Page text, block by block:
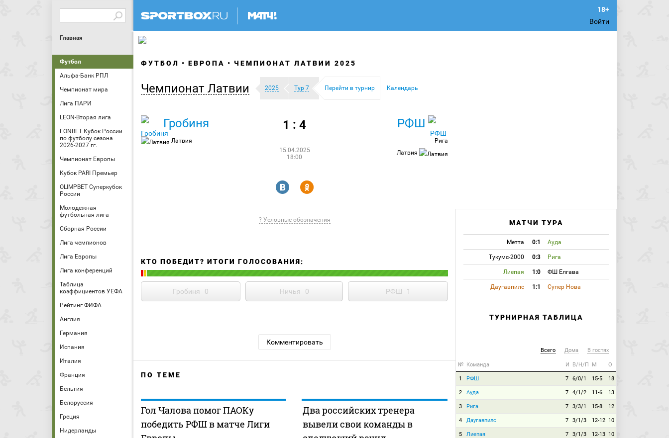
Войти
Главная
Футбол
Альфа-Банк РПЛ
Чемпионат мира
Лига ПАРИ
LEON-Вторая лига
FONBET Кубок России
по футболу сезона
2026-2027 гг.
Чемпионат Европы
Кубок PARI Премьер
OLIMPBET Суперкубок
России
Молодежная
футбольная лига
Сборная России
Лига чемпионов
Лига Европы
Лига конференций
Таблица
коэффициентов УЕФА
Рейтинг ФИФА
Англия
Германия
Испания
Италия
Франция
Бельгия
Белоруссия
Греция
Нидерланды
ФУТБОЛ ЕВРОПА ЧЕМПИОНАТ ЛАТВИИ 2025
Чемпионат Латвии 2025 Тур 7 Перейти в турнир Календарь
Гробиня
Латвия
1 : 4
15.04.2025
18:00
РФШ
Рига
Латвия
R Y
? Условные обозначения
КТО ПОБЕДИТ? ИТОГИ ГОЛОСОВАНИЯ:
Гробиня 0 Ничья 0 РФШ 1
Комментировать
ПО ТЕМЕ
Гол Чалова помог ПАОКу
победить РФШ в матче Лиги
Два российских тренера
вывели свои команды в
МАТЧИ ТУРА
Метта 0:1 Ауда
Тукумс-2000 0:3 Рига
Лиепая 1:0 ФШ Елгава
Даугавпилс 1:1 Супер Нова
ТУРНИРНАЯ ТАБЛИЦА
Всего Дома В гостях
№ Команда И В/Н/П М О
1 РФШ 7 6/0/1 15-5 18
2 Ауда 7 4/1/2 11-6 13
3 Рига 7 3/3/1 15-8 12
4 Даугавпилс 7 3/1/3 12-12 10
5 Лиепая 7 3/1/3 12-13 10